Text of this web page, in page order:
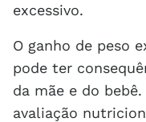
excessivo.
O ganho de peso
pode ter
da mãe e do
avaliação